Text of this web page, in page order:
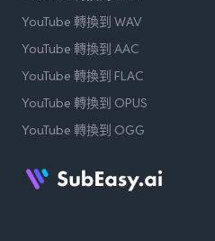
YouTube 轉換到 WAV
YouTube 轉換到 AAC
YouTube 轉換到 FLAC
YouTube 轉換到 OPUS
YouTube 轉換到 OGG